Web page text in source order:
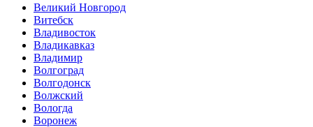
Великий Новгород
Витебск
Владивосток
Владикавказ
Владимир
Волгоград
Волгодонск
Волжский
Вологда
Воронеж